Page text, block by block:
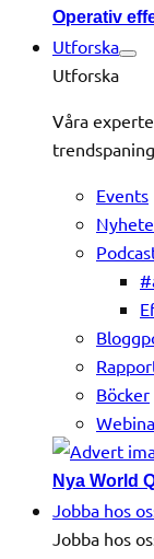
Operativ
Utforska
Utforska
Våra
Events
Böcker
Nya World
Jobba hos
Jobba hos